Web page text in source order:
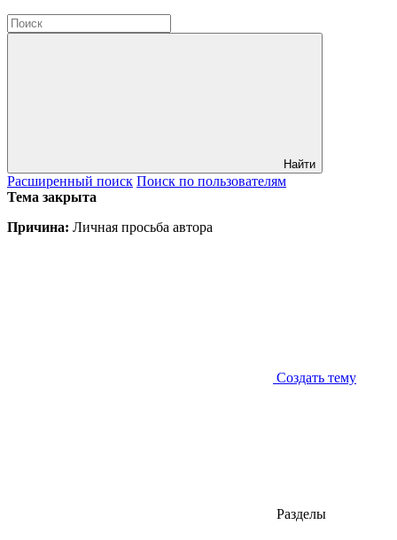
Найти
Расширенный поиск Поиск по пользователям
Тема закрыта
Причина: Личная просьба автора
Создать тему
Разделы